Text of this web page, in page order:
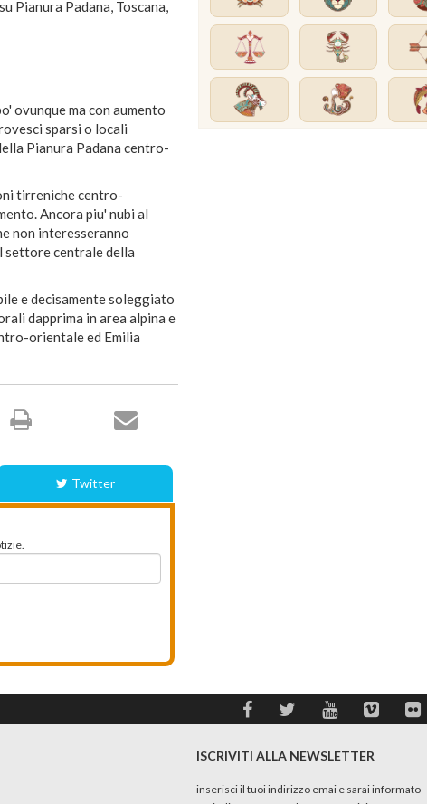
Pianura Padana, Toscana,
ovunque ma con aumento
sparsi o locali
Pianura Padana centro-
tirreniche centro-
Ancora piu' nubi al
non interesseranno
settore centrale della
e decisamente soleggiato
dapprima in area alpina e
orientale ed Emilia
Twitter
ISCRIVITI ALLA NEWSLETTER
inserisci il tuoi indirizzo emai e sarai informato